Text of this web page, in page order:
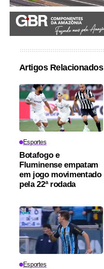
Artigos Relacionados
Esportes
Botafogo e
Fluminense empatam
em jogo movimentado
pela 22ª rodada
Esportes